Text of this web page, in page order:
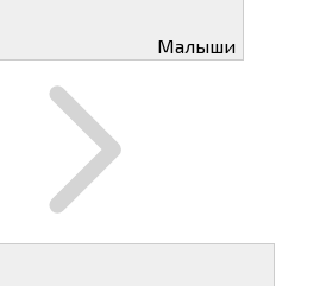
Малыши